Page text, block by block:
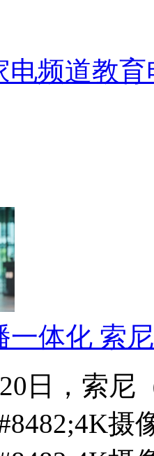
电频道教育
一体化 索
日，索尼
摄